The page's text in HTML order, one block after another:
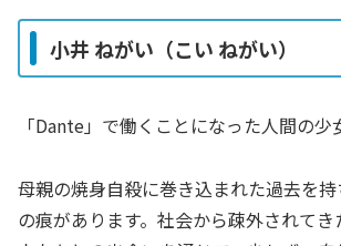
小井 ねがい（こい ねがい）
「Dante」で働くことになった人間の少
母親の焼身自殺に巻き込まれた過去を
の痕があります。社会から疎外されて